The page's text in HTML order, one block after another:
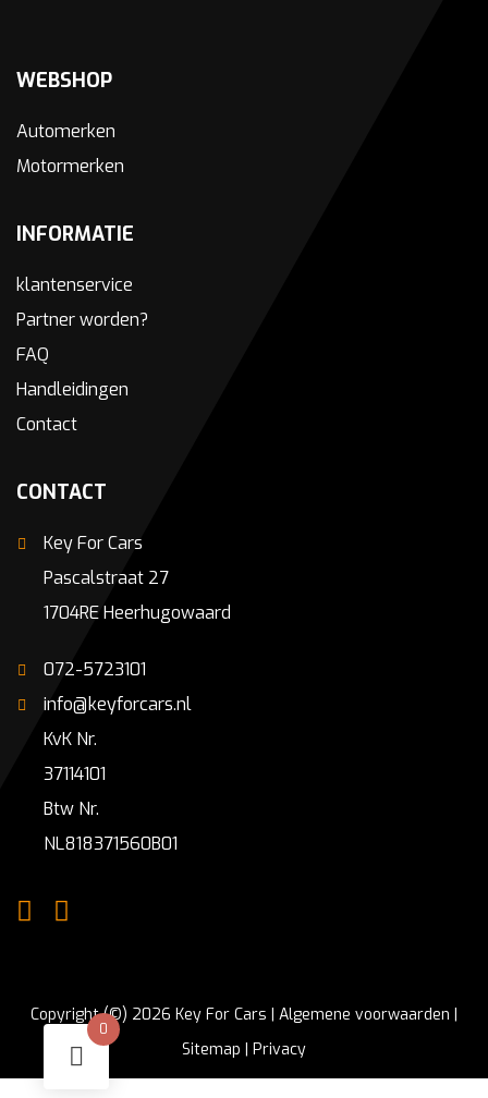
WEBSHOP
Automerken
Motormerken
INFORMATIE
klantenservice
Partner worden?
FAQ
Handleidingen
Contact
CONTACT
Key For Cars
Pascalstraat 27
1704RE Heerhugowaard
072-5723101
info@keyforcars.nl
KvK Nr.
37114101
Btw Nr.
NL818371560B01
Copyright (©) 2026 Key For Cars | Algemene voorwaarden
Sitemap
Privacy
0